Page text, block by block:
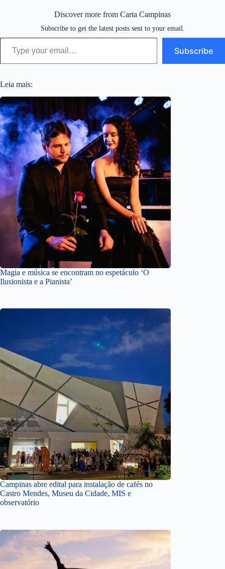
Discover more from Carta Campinas
Subscribe to get the latest posts sent to your email.
Type your email…
Subscribe
Leia mais:
Magia e música se encontram no espetáculo ‘O
Ilusionista e a Pianista’
Campinas abre edital para instalação de cafés no
Castro Mendes, Museu da Cidade, MIS e
observatório